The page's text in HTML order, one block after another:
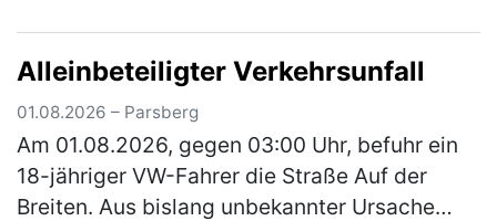
(mehr)
Alleinbeteiligter Verkehrsunfall
01.08.2026 – Parsberg
Am 01.08.2026, gegen 03:00 Uhr, befuhr ein
18-jähriger VW-Fahrer die Straße Auf der
Breiten. Aus bislang unbekannter Ursache